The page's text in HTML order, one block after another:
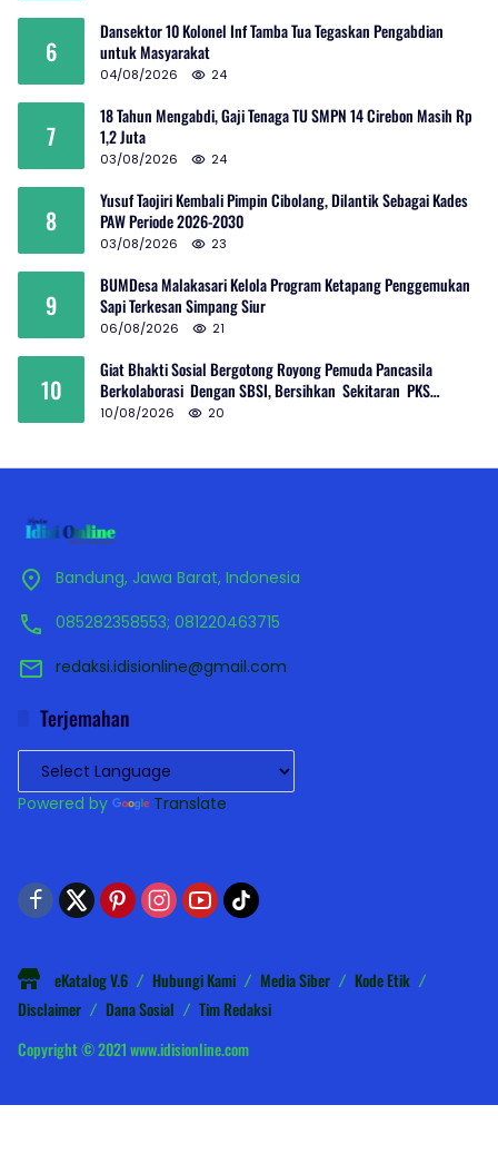
6
Dansektor 10 Kolonel Inf Tamba Tua Tegaskan Pengabdian
untuk Masyarakat
04/08/2026 24
7
18 Tahun Mengabdi, Gaji Tenaga TU SMPN 14 Cirebon Masih Rp
1,2 Juta
03/08/2026 24
8
Yusuf Taojiri Kembali Pimpin Cibolang, Dilantik Sebagai Kades
PAW Periode 2026-2030
03/08/2026 23
9
BUMDesa Malakasari Kelola Program Ketapang Penggemukan
Sapi Terkesan Simpang Siur
06/08/2026 21
10
Giat Bhakti Sosial Bergotong Royong Pemuda Pancasila
Berkolaborasi Dengan SBSI, Bersihkan Sekitaran PKS
Rambutan Dan Jalan Umum
10/08/2026 20
Bandung, Jawa Barat, Indonesia
085282358553; 081220463715
redaksi.idisionline@gmail.com
Terjemahan
Powered by Translate
eKatalog V.6 Hubungi Kami Media Siber
Kode Etik
Disclaimer
Dana Sosial
Tim Redaksi
Copyright © 2021 www.idisionline.com